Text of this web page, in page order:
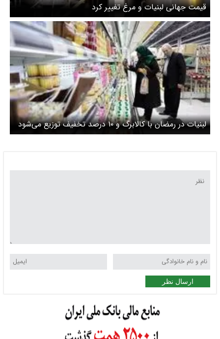
قیمت جهانی لبنیات و مرغ تغییر کرد
لبنیات در رمضان با کالابرگ و ۱۰ درصد تخفیف توزیع می‌شود
ارسال نظر